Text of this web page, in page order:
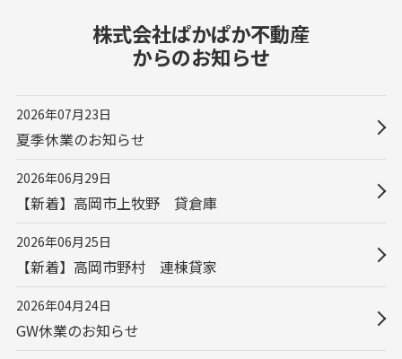
株式会社ぱかぱか不動産
からのお知らせ
2026年07月23日
夏季休業のお知らせ
2026年06月29日
【新着】高岡市上牧野 貸倉庫
2026年06月25日
【新着】高岡市野村 連棟貸家
2026年04月24日
GW休業のお知らせ